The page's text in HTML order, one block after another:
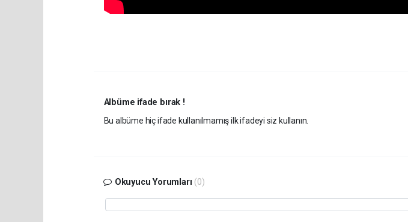
Albüme ifade bırak !
Bu albüme hiç ifade kullanılmamış ilk ifadeyi siz kullanın.
Okuyucu Yorumları (0)